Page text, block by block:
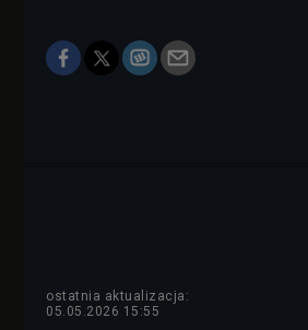
ostatnia aktualizacja:
05.05.2026 15:55